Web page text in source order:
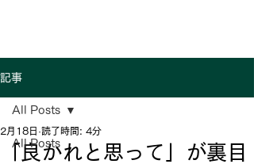
記事
All Posts
All Posts
「良かれと思って」が裏目
2月18日 読了時間: 4分